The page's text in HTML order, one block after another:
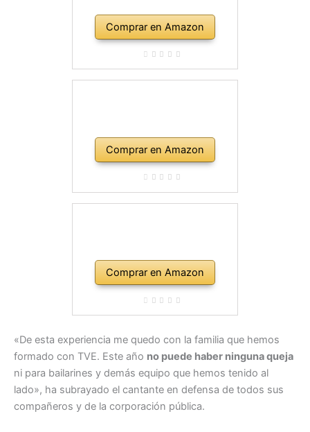
Comprar en Amazon
Comprar en Amazon
Comprar en Amazon
«De esta experiencia me quedo con la familia que hemos
formado con TVE. Este año no puede haber ninguna queja
ni para bailarines y demás equipo que hemos tenido al
lado», ha subrayado el cantante en defensa de todos sus
compañeros y de la corporación pública.